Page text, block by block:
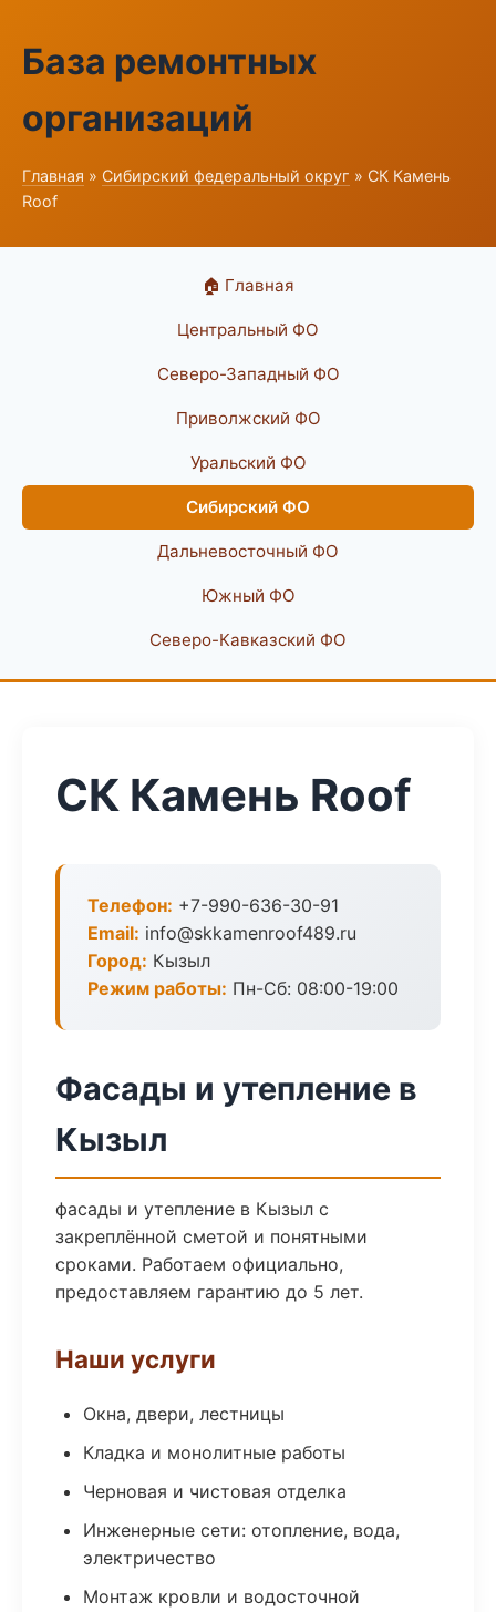
База ремонтных
организаций
Главная » Сибирский федеральный округ » СК Камень
Roof
🏠 Главная
Центральный ФО
Северо-Западный ФО
Приволжский ФО
Уральский ФО
Сибирский ФО
Дальневосточный ФО
Южный ФО
Северо-Кавказский ФО
СК Камень Roof
Телефон: +7-990-636-30-91
Email: info@skkamenroof489.ru
Город: Кызыл
Режим работы: Пн-Сб: 08:00-19:00
Фасады и утепление в
Кызыл
фасады и утепление в Кызыл с
закреплённой сметой и понятными
сроками. Работаем официально,
предоставляем гарантию до 5 лет.
Наши услуги
Окна, двери, лестницы
Кладка и монолитные работы
Черновая и чистовая отделка
Инженерные сети: отопление, вода,
электричество
Монтаж кровли и водосточной